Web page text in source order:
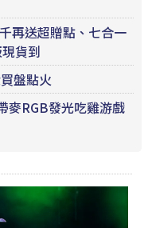
再送超贈點、七合一
貨到
盤點火
麥RGB發光吃雞游戲